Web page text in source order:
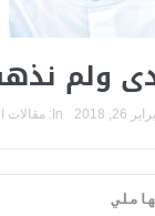
ولم
26, 2018
In: مقالات